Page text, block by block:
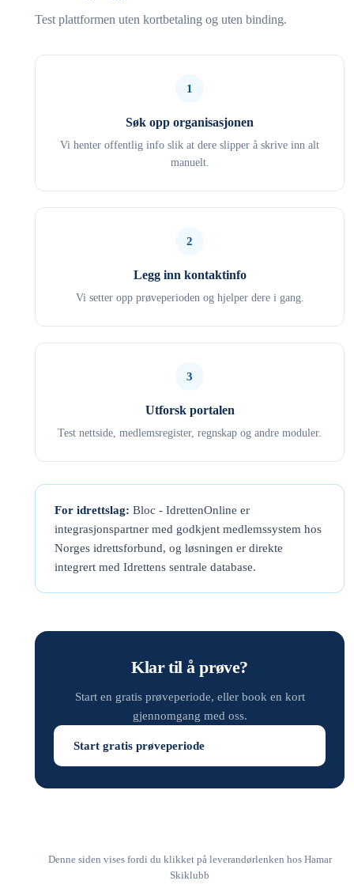
Test plattformen uten kortbetaling og uten binding.
1
Søk opp organisasjonen
Vi henter offentlig info slik at dere slipper å skrive inn alt
manuelt.
2
Legg inn kontaktinfo
Vi setter opp prøveperioden og hjelper dere i gang.
3
Utforsk portalen
Test nettside, medlemsregister, regnskap og andre moduler.
For idrettslag: Bloc - IdrettenOnline er
integrasjonspartner med godkjent medlemssystem hos
Norges idrettsforbund, og løsningen er direkte
integrert med Idrettens sentrale database.
Klar til å prøve?
Start en gratis prøveperiode, eller book en kort
gjennomgang med oss.
Start gratis prøveperiode
Denne siden vises fordi du klikket på leverandørlenken hos Hamar
Skiklubb